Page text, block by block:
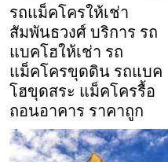
รถแม็คโครให้เช่า
สัมพันธวงศ์ บริการ รถ
แบคโฮให้เช่า รถ
แม็คโครขุดดิน รถแบค
โฮขุดสระ แม็คโครรื้อ
ถอนอาคาร ราคาถูก